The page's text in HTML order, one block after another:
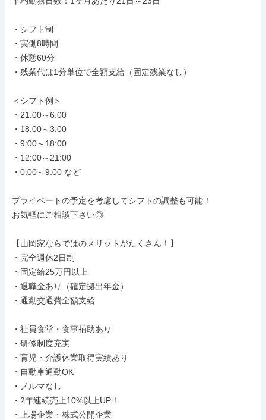
・シフト制
・実働8時間
・休憩60分
・残業代は1分単位で全額支給（固定残業なし）
＜シフト例＞
・21:00～6:00
・18:00～3:00
・9:00～18:00
・12:00～21:00
・0:00～9:00 など
プライベートの予定を考慮してシフトの調整も可能！
お気軽にご相談下さい◎
【山岡家ならではのメリットがたくさん！】
・完全週休2日制
・固定給25万円以上
・退職金あり（確定拠出年金）
・通勤交通費全額支給
・社員食堂・食事補助あり
・研修制度充実
・育児・介護休業取得実績あり
・自動車通勤OK
・ノルマなし
・2年連続売上10%以上UP！
・上場企業・株式公開企業